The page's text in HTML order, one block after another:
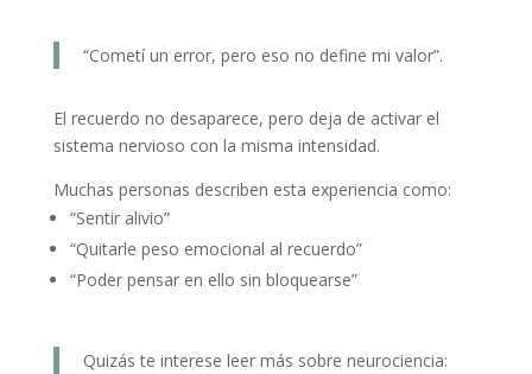
“Cometí un error, pero eso no define mi valor”.
El recuerdo no desaparece, pero deja de activar el
sistema nervioso con la misma intensidad.
Muchas personas describen esta experiencia como:
“Sentir alivio”
“Quitarle peso emocional al recuerdo”
“Poder pensar en ello sin bloquearse”
Quizás te interese leer más sobre neurociencia: